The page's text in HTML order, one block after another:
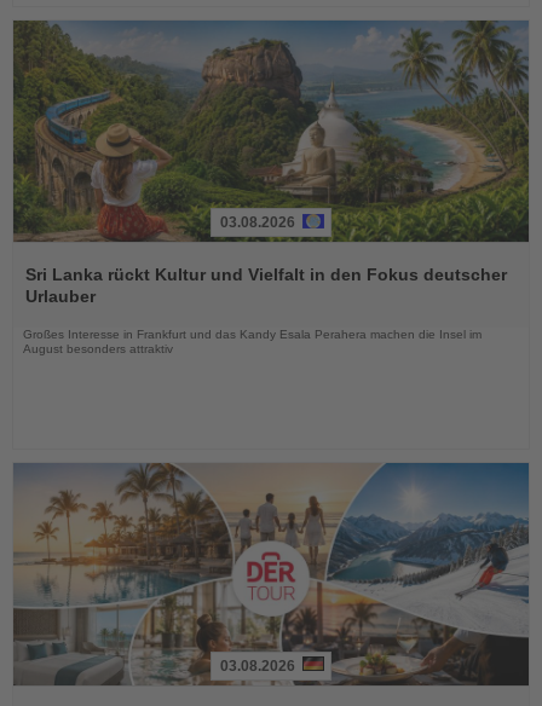
Sie
die
03.08.2026
Sri Lanka rückt Kultur und Vielfalt in den Fokus deutscher
Urlauber
Großes Interesse in Frankfurt und das Kandy Esala Perahera machen die Insel im
August besonders attraktiv
03.08.2026